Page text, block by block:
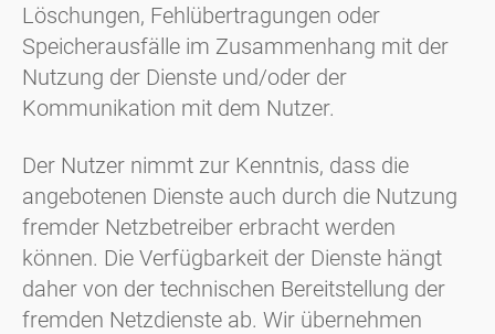
Löschungen, Fehlübertragungen oder
Speicherausfälle im Zusammenhang mit der
Nutzung der Dienste und/oder der
Kommunikation mit dem Nutzer.
Der Nutzer nimmt zur Kenntnis, dass die
angebotenen Dienste auch durch die Nutzung
fremder Netzbetreiber erbracht werden
können. Die Verfügbarkeit der Dienste hängt
daher von der technischen Bereitstellung der
fremden Netzdienste ab. Wir übernehmen